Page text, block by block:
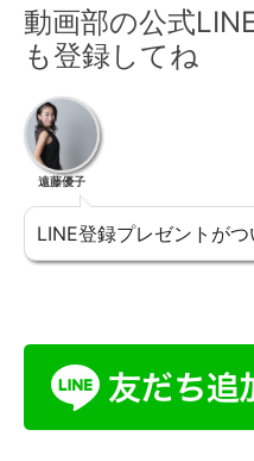
動画部の公式
も登録してね
遠藤優子
LINE登録プレゼントがつ